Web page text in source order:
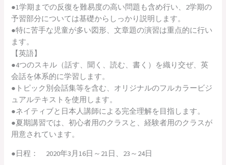
●1学期までの反復を難易度の高い問題も含め行い、2学期の
予習部分については基礎からしっかり説明します。
●特に苦手な児童が多い図形、文章題の演習は重点的に行い
ます。
【英語】
●4つのスキル（話す、聞く、読む、書く）を織り交ぜ、英
会話を体系的に学習します。
●トピック別会話集等を含む、オリジナルのフルカラービジ
ュアルテキストを使用します。
●ネイティブと日本人講師による完全理解を目指します。
●夏期講習では、初心者用のクラスと、経験者用のクラスが
用意されています。
●日程： 2020年3月16日～21日、23～24日